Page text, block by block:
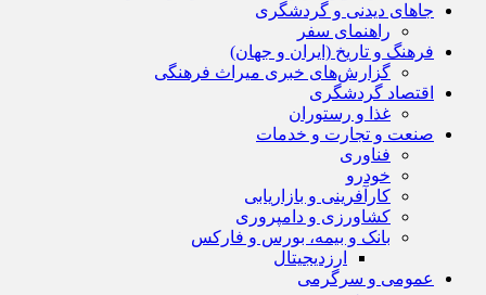
جاهای دیدنی و گردشگری
راهنمای سفر
فرهنگ و تاریخ (ایران و جهان)
گزارش‌های خبری میراث فرهنگی
اقتصاد گردشگری
غذا و رستوران
صنعت و تجارت و خدمات
فناوری
خودرو
کارآفرینی و بازاریابی
کشاورزی و دامپروری
بانک و بیمه، بورس و فارکس
ارزدیجیتال
عمومی و سرگرمی